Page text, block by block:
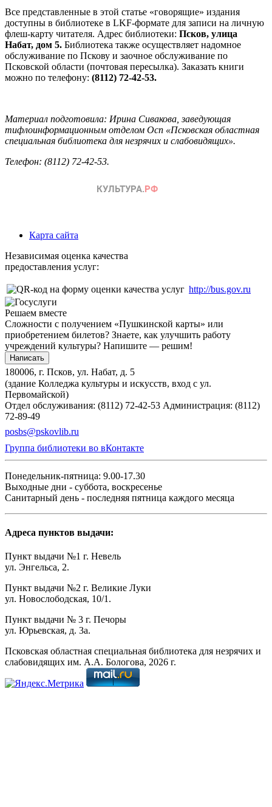
Все представленные в этой статье «говорящие» издания
доступны в библиотеке в LKF-формате для записи на личную
флеш-карту читателя. Адрес библиотеки: Псков, улица
Набат, дом 5. Библиотека также осуществляет надомное
обслуживание по Пскову и заочное обслуживание по
Псковской области (почтовая пересылка). Заказать книги
можно по телефону: (8112) 72-42-53.
Материал подготовила: Ирина Сивакова, заведующая
тифлоинформационным отделом Осп «Псковская областная
специальная библиотека для незрячих и слабовидящих».
Телефон: (8112) 72-42-53.
Карта сайта
Независимая оценка качества
предоставления услуг:
http://bus.gov.ru
Решаем вместе
Сложности с получением «Пушкинской карты» или
приобретением билетов? Знаете, как улучшить работу
учреждений культуры? Напишите — решим!
Написать
180006, г. Псков, ул. Набат, д. 5
(здание Колледжа культуры и искусств, вход с ул.
Первомайской)
Отдел обслуживания: (8112) 72-42-53 Администрация: (8112)
72-89-49
posbs@pskovlib.ru
Группа библиотеки во вКонтакте
Понедельник-пятница: 9.00-17.30
Выходные дни - суббота, воскресенье
Санитарный день - последняя пятница каждого месяца
Адреса пунктов выдачи:
Пункт выдачи №1 г. Невель
ул. Энгельса, 2.
Пункт выдачи №2 г. Великие Луки
ул. Новослободская, 10/1.
Пункт выдачи № 3 г. Печоры
ул. Юрьевская, д. 3а.
Псковская областная специальная библиотека для незрячих и
слабовидящих им. А.А. Бологова, 2026 г.